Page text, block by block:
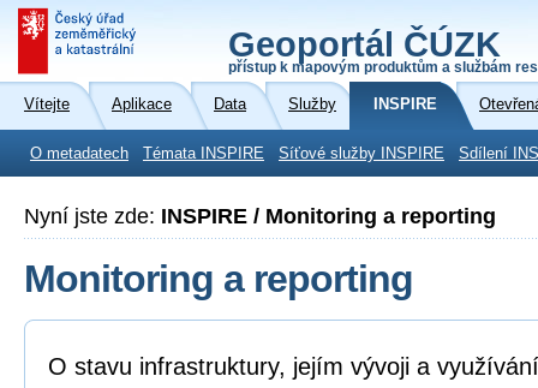
Geoportál ČÚZK
přístup k mapovým produktům a službám
Vítejte Aplikace Data Služby INSPIRE
O metadatech Témata INSPIRE Síťové služby INSPIRE Sdílení
Nyní jste zde: INSPIRE / Monitoring a reporting
Monitoring a reporting
O stavu infrastruktury, jejím vývoji a